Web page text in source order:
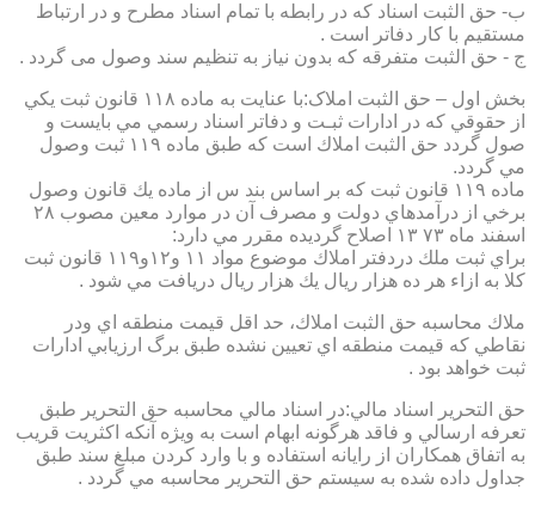
ب- حق الثبت اسناد كه در رابطه با تمام اسناد مطرح و در ارتباط
مستقيم با كار دفاتر است .
ج - حق الثبت متفرقه كه بدون نياز به تنظیم سند وصول می گردد .
بخش اول – حق الثبت املاک:با عنايت به ماده ۱۱۸ قانون ثبت يكي
از حقوقي كه در ادارات ثبـت و دفاتر اسناد رسمي مي بايست و
صول گردد حق الثبت املاك است كه طبق ماده ۱۱۹ ثبت وصول
مي گردد.
ماده ۱۱۹ قانون ثبت كه بر اساس بند س از ماده يك قانون وصول
برخي از درآمدهاي دولت و مصرف آن در موارد معين مصوب ۲۸
اسفند ماه ۷۳ ۱۳ اصلاح گرديده مقرر مي دارد:
براي ثبت ملك دردفتر املاك موضوع مواد ۱۱ و۱۲و۱۱۹ قانون ثبت
كلا به ازاء هر ده هزار ريال يك هزار ريال دريافت مي شود .
ملاك محاسبه حق الثبت املاك، حد اقل قيمت منطقه اي ودر
نقاطي كه قيمت منطقه اي تعيين نشده طبق برگ ارزيابي ادارات
ثبت خواهد بود .
حق التحرير اسناد مالي:در اسناد مالي محاسبه حق التحرير طبق
تعرفه ارسالي و فاقد هرگونه ابهام است به ويژه آنكه اكثريت قريب
به اتفاق همكاران از رايانه استفاده و با وارد كردن مبلغ سند طبق
جداول داده شده به سيستم حق التحرير محاسبه مي گردد .